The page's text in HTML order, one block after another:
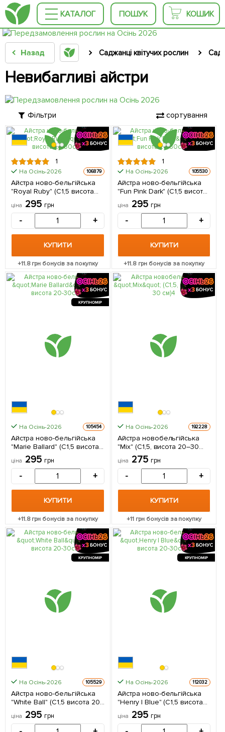
КАТАЛОГ ПОШУК КОШИК
Назад Саджанці квітучих рослин
Невибагливі айстри
Фільтри сортування
1
На Осінь-2026 106879
Айстра ново-бельгійська
"Royal Ruby" (С1,5 висота
20-30см) 1 саджанець в
упаковці
ціна 295 грн
- +
КУПИТИ
+11.8грн бонусів за покупку
1
На Осінь-2026 105530
Айстра ново-бельгійська
"Fun Pink Dark" (С1,5 висота
20-30см) 1 саджанець в
упаковці
ціна 295 грн
- +
КУПИТИ
+11.8 грн бонусів за покупку
КРУПНОМІР
На Осінь-2026 105454
Айстра ново-бельгійська
"Marie Ballard" (С1,5 висота
20-30см) 1 саджанець в
упаковці
ціна 295 грн
- +
КУПИТИ
+11.8грн бонусів за покупку
На Осінь-2026 192228
Айстра новобельгійська
"Mix" (С1,5, висота 20–30
см) 1 саджанець в упаковці
ціна 275 грн
- +
КУПИТИ
+11грн бонусів за покупку
КРУПНОМІР
На Осінь-2026 105529
Айстра ново-бельгійська
"White Ball" (С1,5 висота 20-
30см) 1 саджанець в
упаковці
ціна 295 грн
КРУПНОМІР
На Осінь-2026 112032
Айстра ново-бельгійська
"Henry I Blue" (С1,5 висота
20-30см) 1 саджанець в
упаковці
ціна 295 грн